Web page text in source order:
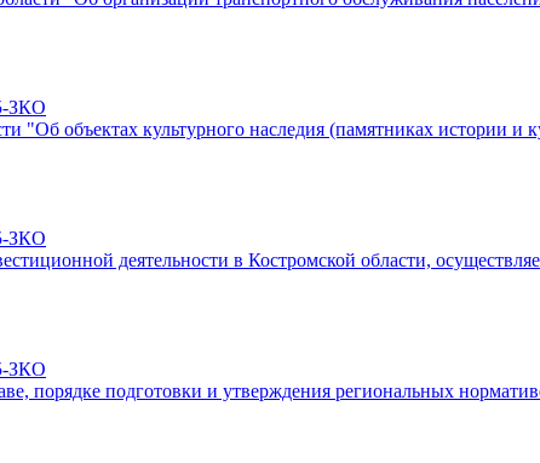
ЗКО
"Об объектах культурного наследия (памятниках истории
ЗКО
деятельности в Костромской области,
ЗКО
порядке подготовки и утверждения региональных